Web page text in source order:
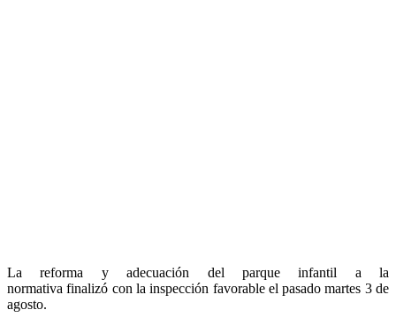
La reforma y adecuación del parque infantil a la
normativa finalizó con la inspección favorable el pasado martes 3 de
agosto.